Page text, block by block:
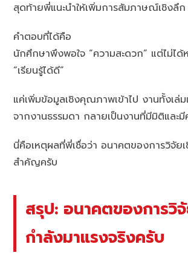
สุดท้ายพี่แนะนำให้เพิ่มการสัมภาษณ์เชิงลึก
คำตอบที่ได้คือ
นักศึกษาพึงพอใจ “ความสะดวก” แต่ไม่ได้
“เรียนรู้ได้ดี”
แค่เพิ่มข้อมูลเชิงคุณภาพเข้าไป งานทั้งเล่
จากงานธรรมดา กลายเป็นงานที่มีมิติและ
นี่คือเหตุผลที่พี่เชื่อว่า อนาคตของการวิจัย
สำคัญครับ
สรุป: อนาคตของการวิ
กำลังมาแรงจริงครับ